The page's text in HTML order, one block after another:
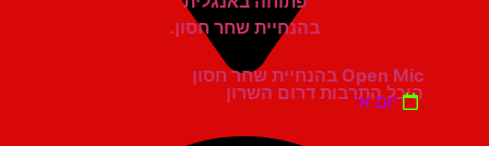
היכל התרבות דרום השרון
Open Mic בהנחיית שחר חסון
יום א'